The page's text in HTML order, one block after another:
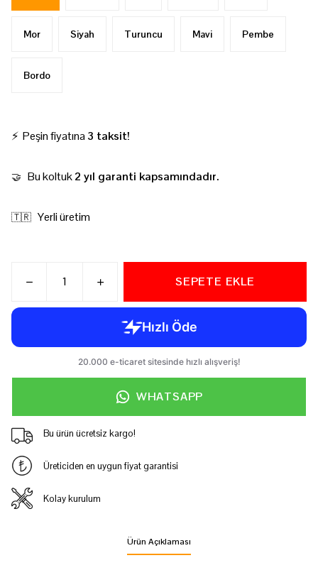
Mor Siyah Turuncu Mavi Pembe
Bordo
⚡ Peşin fiyatına 3 taksit!
🤝 Bu koltuk2 yıl garanti kapsamındadır.
🇹🇷 Yerli üretim
SEPETE EKLE
WHATSAPP
Bu ürün ücretsiz kargo!
Üreticiden en uygun fiyat garantisi
Kolay kurulum
Ürün Açıklaması